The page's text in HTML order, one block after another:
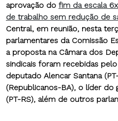
aprovação do fim da escala
de trabalho sem redução de
Central, em reunião, nesta
parlamentares da Comissão
a proposta na Câmara dos
sindicais foram recebidas
deputado Alencar Santana
(Republicanos-BA), o líder do
(PT-RS), além de outros